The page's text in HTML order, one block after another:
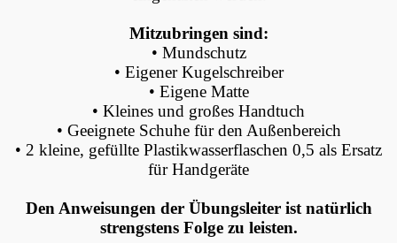
Mitzubringen sind:
• Mundschutz
• Eigener Kugelschreiber
• Eigene Matte
• Kleines und großes Handtuch
• Geeignete Schuhe für den Außenbereich
• 2 kleine, gefüllte Plastikwasserflaschen 0,5 als Ersatz
für Handgeräte
Den Anweisungen der Übungsleiter ist natürlich
strengstens Folge zu leisten.